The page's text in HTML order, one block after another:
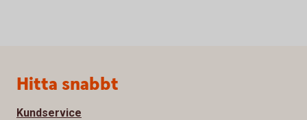
Sidfot
Hitta snabbt
Kundservice